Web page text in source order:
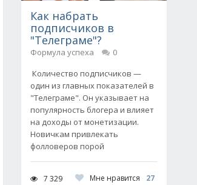
Как набрать
подписчиков в
"Телеграме"?
Формула успеха
0
Количество подписчиков —
один из главных показателей в
"Телеграме". Он указывает на
популярность блогера и влияет
на доходы от монетизации.
Новичкам привлекать
фолловеров порой
7 329 Мне нравится
27